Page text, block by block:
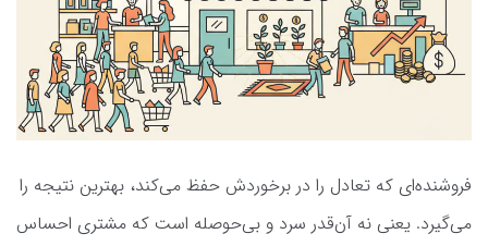
فروشنده‌ای که تعادل را در برخوردش حفظ می‌کند، بهترین نتیجه را
می‌گیرد. یعنی نه آن‌قدر سرد و بی‌حوصله است که مشتری احساس